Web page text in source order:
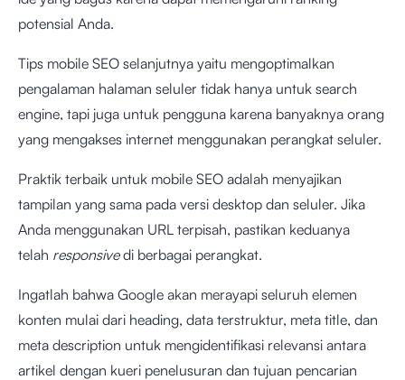
potensial Anda.
Tips mobile SEO selanjutnya yaitu mengoptimalkan
pengalaman halaman seluler tidak hanya untuk search
engine, tapi juga untuk pengguna karena banyaknya orang
yang mengakses internet menggunakan perangkat seluler.
Praktik terbaik untuk mobile SEO adalah menyajikan
tampilan yang sama pada versi desktop dan seluler. Jika
Anda menggunakan URL terpisah, pastikan keduanya
telah responsivedi berbagai perangkat.
Ingatlah bahwa Google akan merayapi seluruh elemen
konten mulai dari heading, data terstruktur, meta title, dan
meta description untuk mengidentifikasi relevansi antara
artikel dengan kueri penelusuran dan tujuan pencarian